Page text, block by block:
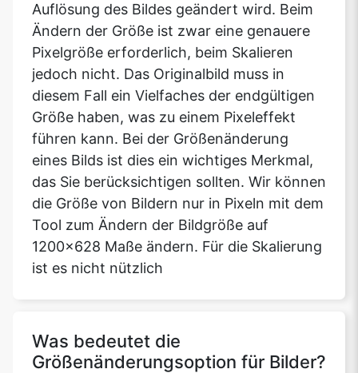
Auflösung des Bildes geändert wird. Beim
Ändern der Größe ist zwar eine genauere
Pixelgröße erforderlich, beim Skalieren
jedoch nicht. Das Originalbild muss in
diesem Fall ein Vielfaches der endgültigen
Größe haben, was zu einem Pixeleffekt
führen kann. Bei der Größenänderung
eines Bilds ist dies ein wichtiges Merkmal,
das Sie berücksichtigen sollten. Wir können
die Größe von Bildern nur in Pixeln mit dem
Tool zum Ändern der Bildgröße auf
1200x628 Maße ändern. Für die Skalierung
ist es nicht nützlich
Was bedeutet die
Größenänderungsoption für Bilder?